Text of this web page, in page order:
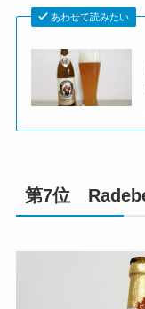
あわせて読みたい
第7位